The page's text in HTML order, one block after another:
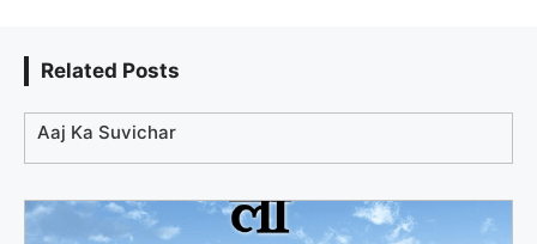
Related Posts
Aaj Ka Suvichar